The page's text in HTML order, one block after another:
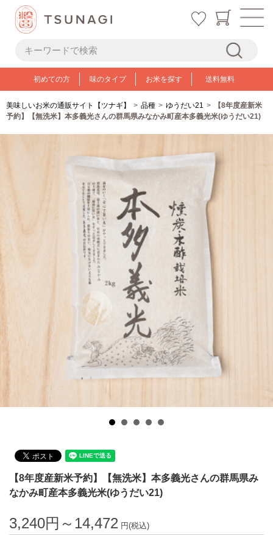
初めての方 味のタイプ お米を探す 送料無料
美味しいお米の通販サイト【ツナギ】 品種 ゆうだい21
【8年度産新米
予約】【無洗米】本多義光さんの群馬県みなかみ町産本多義光米(ゆうだい21)
【8年度産新米予約】【無洗米】本多義光さんの群馬県み
なかみ町産本多義光米(ゆうだい21)
3,240円～14,472 円(税込)